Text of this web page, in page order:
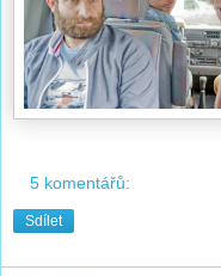
5 komentářů:
Sdílet